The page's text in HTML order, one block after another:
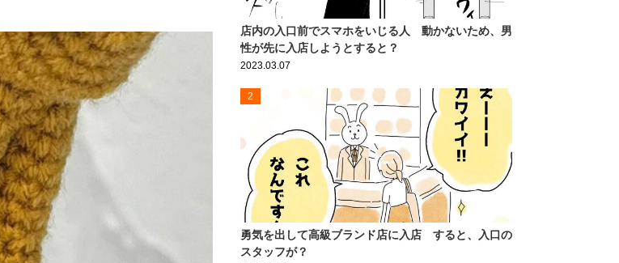
店内の入口前でスマホをいじる人 動かないため、男
性が先に入店しようとすると？
2023.03.07
2
勇気を出して高級ブランド店に入店 すると、入口の
スタッフが？